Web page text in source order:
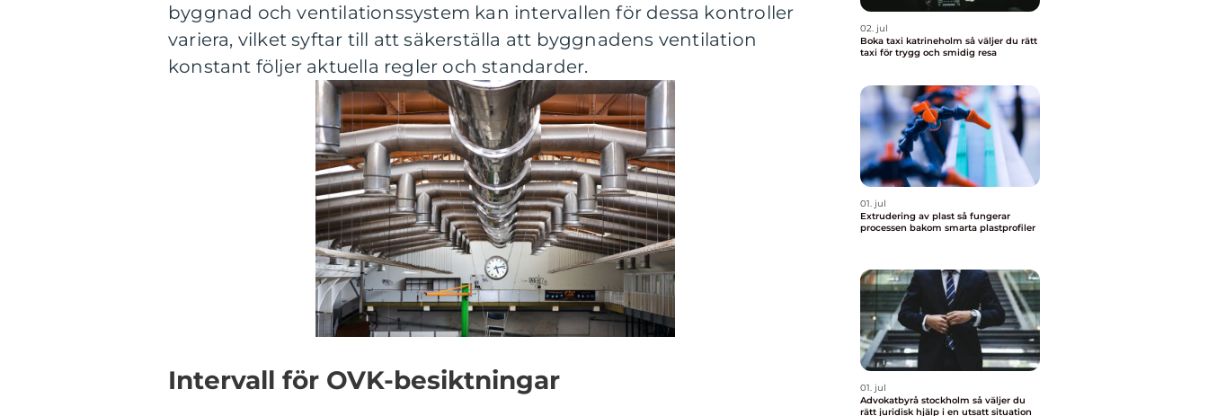
byggnad och ventilationssystem kan intervallen för dessa kontroller
variera, vilket syftar till att säkerställa att byggnadens ventilation
konstant följer aktuella regler och standarder.
Intervall för OVK-besiktningar
02. jul
Boka taxi katrineholm så väljer du rätt
taxi för trygg och smidig resa
01. jul
Extrudering av plast så fungerar
processen bakom smarta plastprofiler
01. jul
Advokatbyrå stockholm så väljer du
rätt juridisk hjälp i en utsatt situation